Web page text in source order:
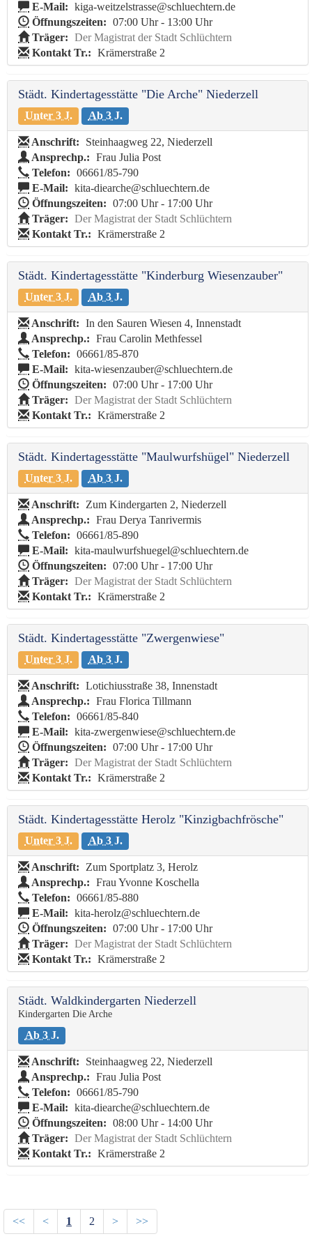
E-Mail: kiga-weitzelstrasse@schluechtern.de
Öffnungszeiten: 07:00 Uhr - 13:00 Uhr
Träger: Der Magistrat der Stadt Schlüchtern
Kontakt Tr.: Krämerstraße 2
Städt. Kindertagesstätte "Die Arche" Niederzell
Unter 3 J. Ab 3 J.
Anschrift:
Steinhaagweg 22, Niederzell
Ansprechp.: Frau Julia Post
Telefon: 06661/85-790
E-Mail: kita-diearche@schluechtern.de
Öffnungszeiten: 07:00 Uhr - 17:00 Uhr
Träger: Der Magistrat der Stadt Schlüchtern
Kontakt Tr.: Krämerstraße 2
Städt. Kindertagesstätte "Kinderburg Wiesenzauber"
Unter 3 J. Ab 3 J.
Anschrift: In den Sauren Wiesen 4, Innenstadt
Ansprechp.: Frau Carolin Methfessel
Telefon: 06661/85-870
E-Mail: kita-wiesenzauber@schluechtern.de
Öffnungszeiten: 07:00 Uhr - 17:00 Uhr
Träger: Der Magistrat der Stadt Schlüchtern
Kontakt Tr.: Krämerstraße 2
Städt. Kindertagesstätte "Maulwurfshügel" Niederzell
Unter 3 J. Ab 3 J.
Anschrift: Zum Kindergarten 2, Niederzell
Ansprechp.: Frau Derya Tanrivermis
Telefon: 06661/85-890
E-Mail: kita-maulwurfshuegel@schluechtern.de
Öffnungszeiten: 07:00 Uhr - 17:00 Uhr
Träger: Der Magistrat der Stadt Schlüchtern
Kontakt Tr.: Krämerstraße 2
Städt. Kindertagesstätte "Zwergenwiese"
Unter 3 J. Ab 3 J.
Anschrift: Lotichiusstraße 38, Innenstadt
Ansprechp.: Frau Florica Tillmann
Telefon: 06661/85-840
E-Mail: kita-zwergenwiese@schluechtern.de
Öffnungszeiten: 07:00 Uhr - 17:00 Uhr
Träger: Der Magistrat der Stadt Schlüchtern
Kontakt Tr.: Krämerstraße 2
Städt. Kindertagesstätte Herolz "Kinzigbachfrösche"
Unter 3 J. Ab 3 J.
Anschrift: Zum Sportplatz 3, Herolz
Ansprechp.: Frau Yvonne Koschella
Telefon: 06661/85-880
E-Mail: kita-herolz@schluechtern.de
Öffnungszeiten: 07:00 Uhr - 17:00 Uhr
Träger: Der Magistrat der Stadt Schlüchtern
Kontakt Tr.: Krämerstraße 2
Städt. Waldkindergarten Niederzell
Kindergarten Die Arche
Ab 3 J.
Anschrift:
Steinhaagweg 22, Niederzell
Ansprechp.: Frau Julia Post
Telefon: 06661/85-790
E-Mail: kita-diearche@schluechtern.de
Öffnungszeiten: 08:00 Uhr - 14:00 Uhr
Träger: Der Magistrat der Stadt Schlüchtern
Kontakt Tr.: Krämerstraße 2
<< < 1 2 > >>